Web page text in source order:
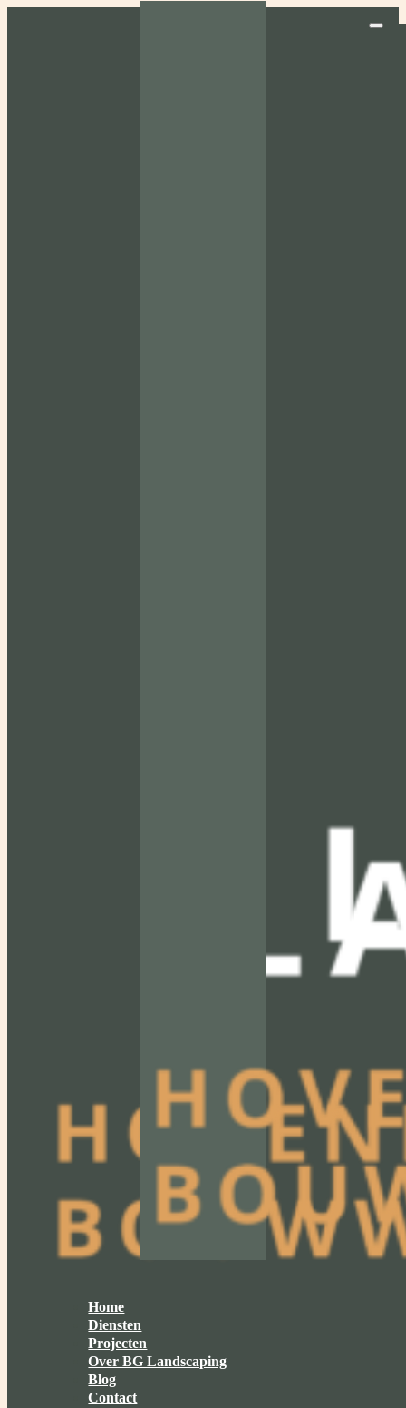
Home
Diensten
Projecten
Over BG Landscaping
Blog
Contact